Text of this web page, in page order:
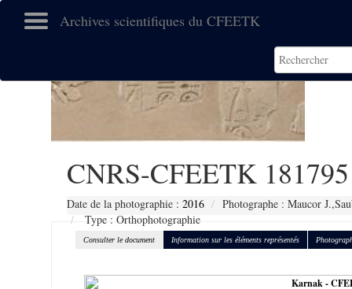
Archives scientifiques du CFEETK
CNRS-CFEETK 181795
Date de la photographie : 2016
Photographe : Maucor
Type : Orthophotographie
Consulter le document Information sur les éléments représentés